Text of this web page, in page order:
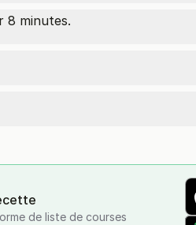
8 minutes.
de liste de courses